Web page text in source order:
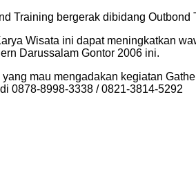
Training bergerak dibidang
Wisata ini dapat meningkatkan
Darussalam Gontor 2006 ini.
mau mengadakan kegiatan
0878-8998-3338 / 0821-3814-5292